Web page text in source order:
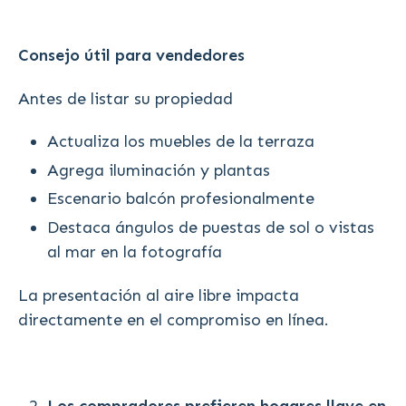
Consejo útil para vendedores
Antes de listar su propiedad
Actualiza los muebles de la terraza
Agrega iluminación y plantas
Escenario balcón profesionalmente
Destaca ángulos de puestas de sol o vistas
al mar en la fotografía
La presentación al aire libre impacta
directamente en el compromiso en línea.